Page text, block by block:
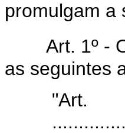
promulgam a
Art. 1º -
as seguintes